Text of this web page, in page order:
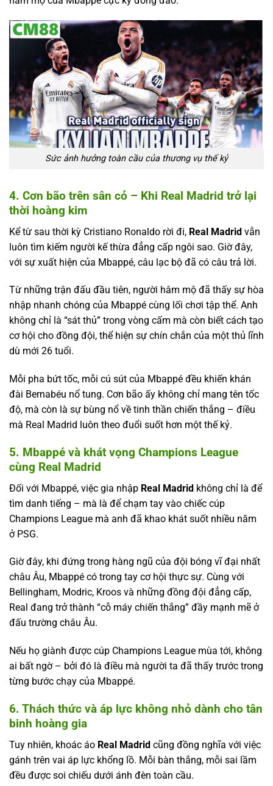
Sức ảnh hưởng toàn cầu của thương vụ thế kỷ
4. Cơn bão trên sân cỏ – Khi Real Madrid trở lại
thời hoàng kim
Kể từ sau thời kỳ Cristiano Ronaldo rời đi, Real Madrid vẫn
luôn tìm kiếm người kế thừa đẳng cấp ngôi sao. Giờ đây,
với sự xuất hiện của Mbappé, câu lạc bộ đã có câu trả lời.
Từ những trận đấu đầu tiên, người hâm mộ đã thấy sự hòa
nhập nhanh chóng của Mbappé cùng lối chơi tập thể. Anh
không chỉ là “sát thủ” trong vòng cấm mà còn biết cách tạo
cơ hội cho đồng đội, thể hiện sự chín chắn của một thủ lĩnh
dù mới 26 tuổi.
Mỗi pha bứt tốc, mỗi cú sút của Mbappé đều khiến khán
đài Bernabéu nổ tung. Cơn bão ấy không chỉ mang tên tốc
độ, mà còn là sự bùng nổ về tinh thần chiến thắng – điều
mà Real Madrid luôn theo đuổi suốt hơn một thế kỷ.
5. Mbappé và khát vọng Champions League
cùng Real Madrid
Đối với Mbappé, việc gia nhập Real Madrid không chỉ là để
tìm danh tiếng – mà là để chạm tay vào chiếc cúp
Champions League mà anh đã khao khát suốt nhiều năm
ở PSG.
Giờ đây, khi đứng trong hàng ngũ của đội bóng vĩ đại nhất
châu Âu, Mbappé có trong tay cơ hội thực sự. Cùng với
Bellingham, Modric, Kroos và những đồng đội đẳng cấp,
Real đang trở thành “cỗ máy chiến thắng” đầy mạnh mẽ ở
đấu trường châu Âu.
Nếu họ giành được cúp Champions League mùa tới, không
ai bất ngờ – bởi đó là điều mà người ta đã thấy trước trong
từng bước chạy của Mbappé.
6. Thách thức và áp lực không nhỏ dành cho tân
binh hoàng gia
Tuy nhiên, khoác áo Real Madrid cũng đồng nghĩa với việc
gánh trên vai áp lực khổng lồ. Mỗi bàn thắng, mỗi sai lầm
đều được soi chiếu dưới ánh đèn toàn cầu.